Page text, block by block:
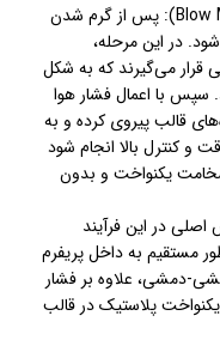
2.فرآیند تولید رد دستگاه بادکن پت (Blow Molding): پس از گرم شدن
در این مرحله،
می‌گیرند که به شکل
سپس با اعمال فشار هوا
قالب پیروی کرده و به
و کنترل بالا انجام شود
یکنواخت و بدون
در این فرآیند
مستقیم به داخل پریفرم
دمشی، علاوه بر فشار
پلاستیک در قالب